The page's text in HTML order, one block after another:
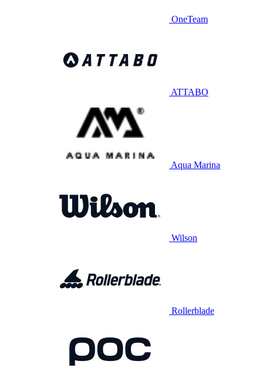
OneTeam
ATTABO
Aqua Marina
Wilson
Rollerblade